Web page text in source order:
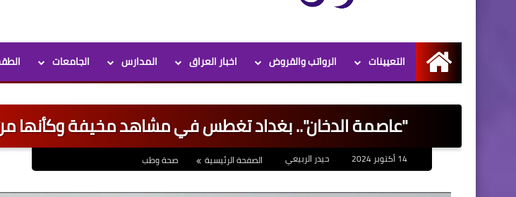
الرئيسية
التعيينات الرواتب والقروض اخبار العراق المدارس الجامعات
"عاصمة الدخان".. بغداد تغطس في مشاهد مخيفة وكأنها
حيدر الربيعي الصفحة الرئيسية صحة وطب